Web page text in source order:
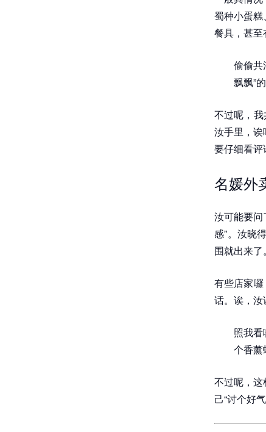
蜀种小蛋
餐具，甚至
偷偷共
飘飘”
不过呢，
汝手里，诶
要仔细看评
名媛外
汝可能要问
感”。汝晓
围就出来了
有些店家
话。诶，汝
照我
个香薰
不过呢，
己“讨个好